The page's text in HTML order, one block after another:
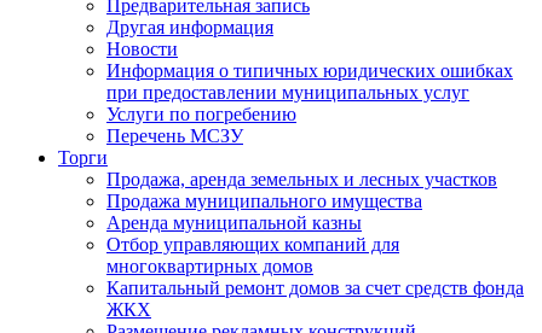
Предварительная запись
Другая информация
Новости
Информация о типичных юридических ошибках
при предоставлении муниципальных услуг
Услуги по погребению
Перечень МСЗУ
Торги
Продажа, аренда земельных и лесных участков
Продажа муниципального имущества
Аренда муниципальной казны
Отбор управляющих компаний для
многоквартирных домов
Капитальный ремонт домов за счет средств фонда
ЖКХ